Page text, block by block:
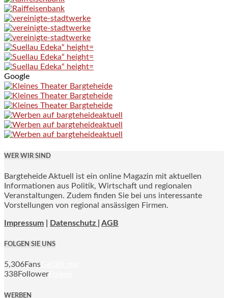
Google
WER WIR SIND
Bargteheide Aktuell ist ein online Magazin mit aktuellen
Informationen aus Politik, Wirtschaft und regionalen
Veranstaltungen. Zudem finden Sie bei uns interessante
Vorstellungen von regional ansässigen Firmen.
Impressum Datenschutz | AGB
FOLGEN SIE UNS
5,306Fans
338Follower
WERBEN